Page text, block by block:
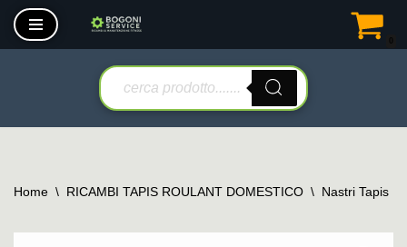
Vai
Home \ RICAMBI TAPIS ROULANT DOMESTICO \ Nastri Tapis